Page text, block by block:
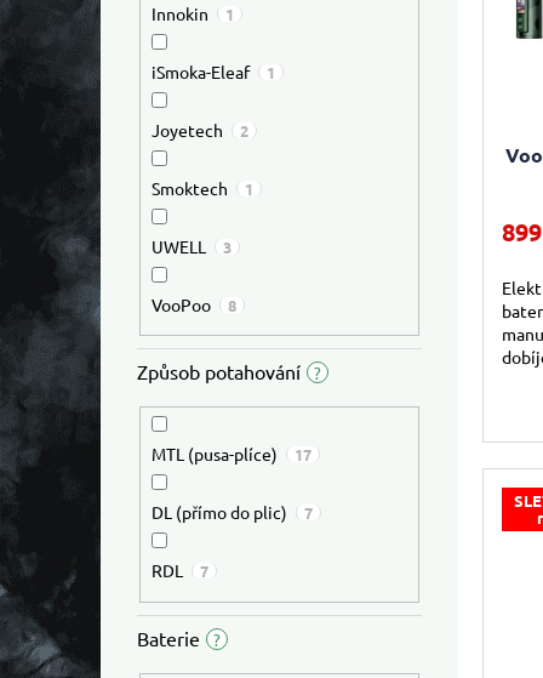
Baterie ?
Innokin 1
iSmoka-Eleaf 1
Joyetech 2
Smoktech 1
UWELL 3
VooPoo 8
Způsob potahování ?
MTL (pusa-plíce) 17
DL (přímo do plic) 7
RDL 7